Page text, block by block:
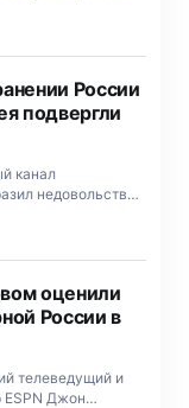
вес,
России
подвергли
канал
недовольство
сборной
оценили
России в
телеведущий и
ESPN Джон